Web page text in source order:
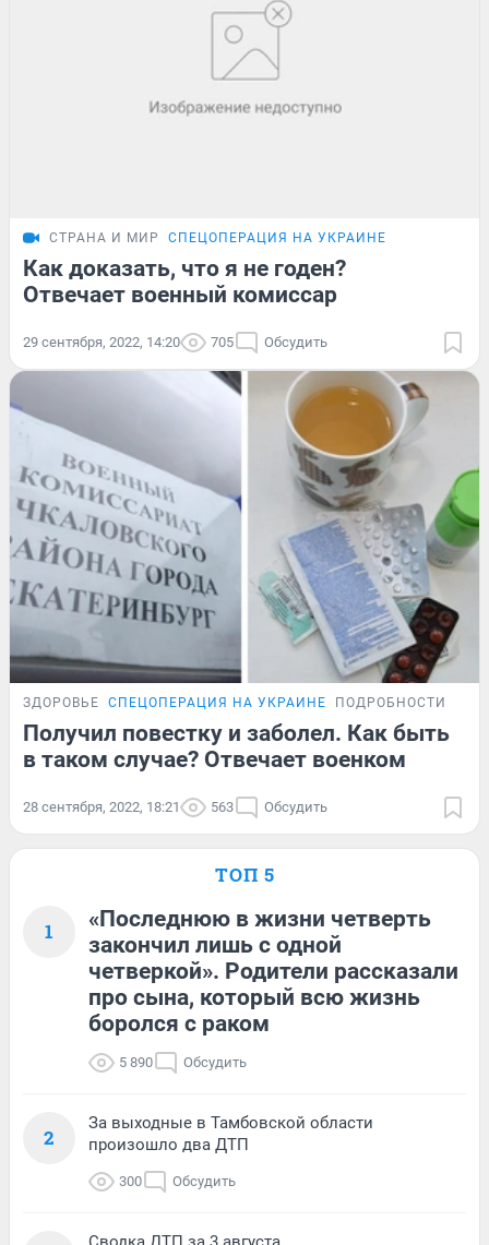
СТРАНА И МИР СПЕЦОПЕРАЦИЯ НА УКРАИНЕ
Как доказать, что я не годен?
Отвечает военный комиссар
29 сентября, 2022, 14:20 705 Обсудить
ЗДОРОВЬЕ СПЕЦОПЕРАЦИЯ НА УКРАИНЕ ПОДРОБНОСТИ
Получил повестку и заболел. Как быть
в таком случае? Отвечает военком
28 сентября, 2022, 18:21 563 Обсудить
ТОП 5
1
«Последнюю в жизни четверть
закончил лишь с одной
четверкой». Родители рассказали
про сына, который всю жизнь
боролся с раком
5 890 Обсудить
2
За выходные в Тамбовской области
произошло два ДТП
300 Обсудить